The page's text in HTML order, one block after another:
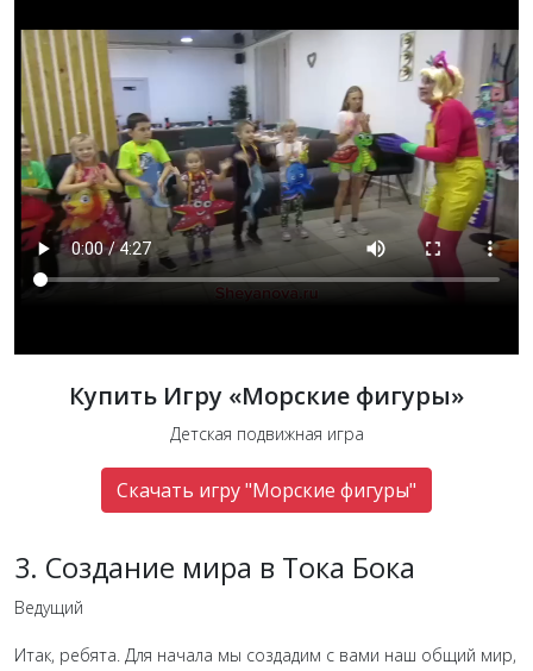
Купить Игру «Морские фигуры»
Детская подвижная игра
Скачать игру "Морские фигуры"
3. Создание мира в Тока Бока
Ведущий
Итак, ребята. Для начала мы создадим с вами наш общий мир,